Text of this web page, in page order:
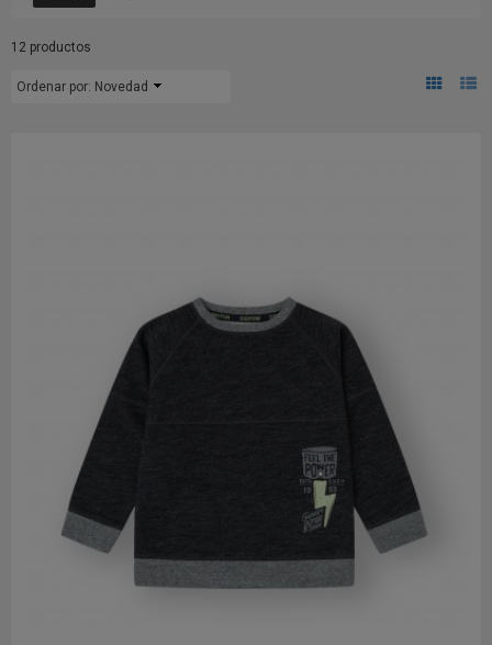
12 productos
Ordenar por: Novedad